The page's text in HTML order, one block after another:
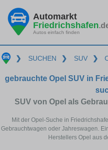
Automarkt
Friedrichshafen
Autos einfach finden
❯ SUCHEN ❯ SUV ❯
gebrauchte Opel SUV in
SUV von Opel als
Mit der Opel-Suche in
Gebrauchtwagen oder Jahreswagen.
Herstellers Opel aus